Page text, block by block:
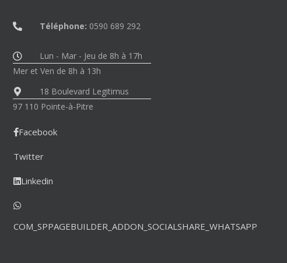
Téléphone: 0590 689 292
Lun - Mar - Jeu de 8h à 17h
Mer et Ven de 8h à 13h
18 Boulevard Legitimus
97 110 Pointe-à-Pitre
Facebook
Twitter
Linkedin
COM_SPPAGEBUILDER_ADDON_SOCIALSHARE_WHATSAPP